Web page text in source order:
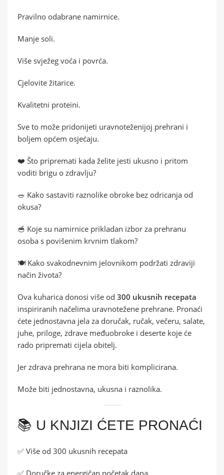
Pravilno odabrane namirnice.
Manje soli.
Više svježeg voća i povrća.
Cjelovite žitarice.
Kvalitetni proteini.
Sve to može pridonijeti uravnoteženijoj prehrani i
boljem općem osjećaju.
❤️ Što pripremati kada želite jesti ukusno i pritom
voditi brigu o zdravlju?
🥗 Kako sastaviti raznolike obroke bez odricanja od
okusa?
🥣 Koje su namirnice prikladan izbor za prehranu
osoba s povišenim krvnim tlakom?
🍽️ Kako svakodnevnim jelovnikom podržati zdraviji
način života?
Ova kuharica donosi više od 300 ukusnih recepata
inspiriranih načelima uravnotežene prehrane. Pronaći
ćete jednostavna jela za doručak, ručak, večeru, salate,
juhe, priloge, zdrave međuobroke i deserte koje će
rado pripremati cijela obitelj.
Jer zdrava prehrana ne mora biti komplicirana.
Može biti jednostavna, ukusna i raznolika.
📚 U KNJIZI ĆETE PRONAĆI
✅ Više od 300 ukusnih recepata
✅ Doručke za energičan početak dana